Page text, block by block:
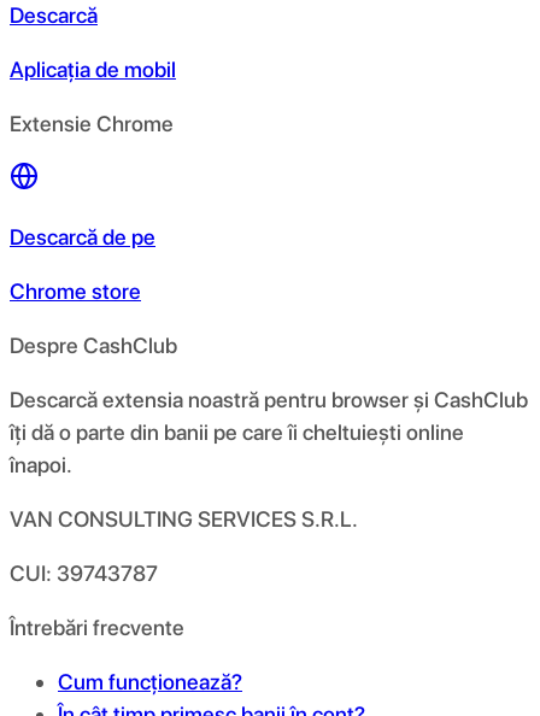
Descarcă
Aplicația de mobil
Extensie Chrome
Descarcă de pe
Chrome store
Despre CashClub
Descarcă extensia noastră pentru browser și CashClub
îți dă o parte din banii pe care îi cheltuiești online
înapoi.
VAN CONSULTING SERVICES S.R.L.
CUI: 39743787
Întrebări frecvente
Cum funcționează?